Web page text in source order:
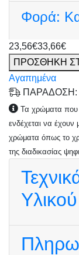
Φορά:
23,56€33,66€
ΠΡΟΣΘΗΚΗ
Αγαπημένα
ΠΑΡΑΔΟΣΗ:
Τα χρώματα που
ενδέχεται να έχουν
χρώματα όπως το
της διαδικασίας
Υλικού